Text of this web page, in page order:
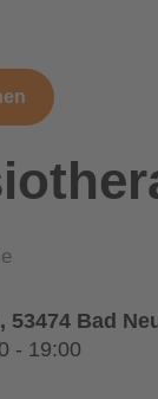
53474 Bad
- 19:00